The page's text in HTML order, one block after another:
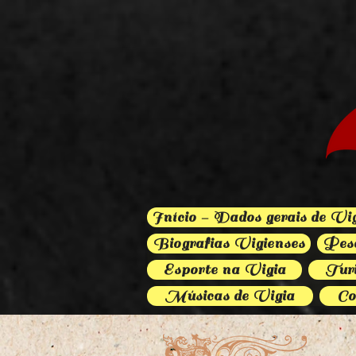
Início - Dados gerais de
Biografias Vigienses
Esporte na Vigia
Músicas de Vigia